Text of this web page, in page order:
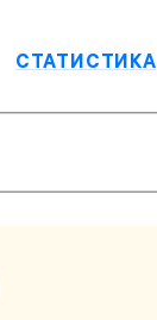
СТАТИСТИКА